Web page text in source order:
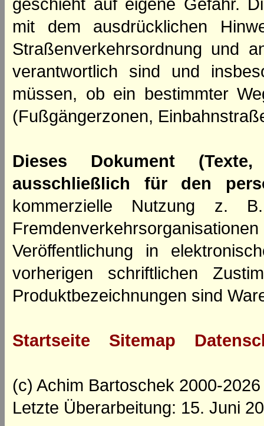
geschieht auf eigene Gefahr.
mit dem ausdrücklichen
Straßenverkehrsordnung und
verantwortlich sind und
müssen, ob ein bestimmter
(Fußgängerzonen,
Dieses Dokument
ausschließlich für den
kommerzielle Nutzung z.
Veröffentlichung in
vorherigen schriftlichen
Produktbezeichnungen sind
Startseite Sitemap
(c) Achim Bartoschek 2000-2026
Letzte Überarbeitung: 15. Juni